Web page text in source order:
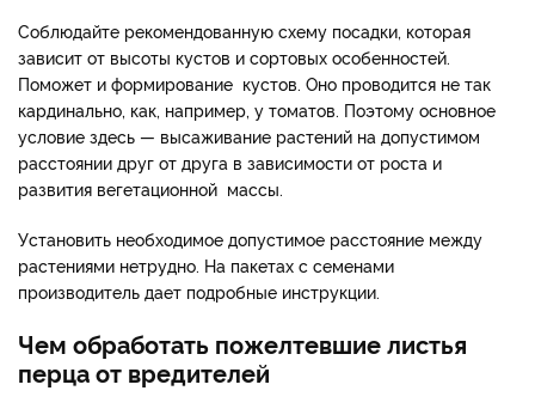
Соблюдайте рекомендованную схему посадки, которая
зависит от высоты кустов и сортовых особенностей.
Поможет и формирование кустов. Оно проводится не так
кардинально, как, например, у томатов. Поэтому основное
условие здесь — высаживание растений на допустимом
расстоянии друг от друга в зависимости от роста и
развития вегетационной массы.
Установить необходимое допустимое расстояние между
растениями нетрудно. На пакетах с семенами
производитель дает подробные инструкции.
Чем обработать пожелтевшие листья
перца от вредителей